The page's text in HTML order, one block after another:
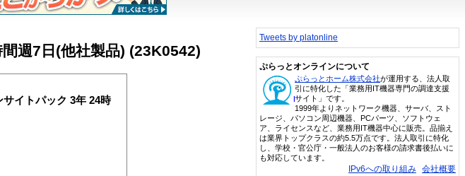
週7日(他社製品) (23K0542)
イトパック 3年 24時
Tweets by platonline
ぷらっとオンラインについて
ぷらっとホーム株式会社が運用する、法人取
引に特化した「業務用IT機器専門の調達支援
サイト」です。
1999年よりネットワーク機器、サーバ、スト
レージ、パソコン周辺機器、PCパーツ、ソフトウェ
ア、ライセンスなど、業務用IT機器中心に販売。品揃え
は業界トップクラスの約5.5万点です。法人取引に特化
し、学校・官公庁・一般法人のお客様の請求書後払いに
も対応しています。
IPv6への取り組み 会社概要